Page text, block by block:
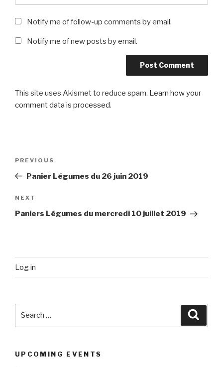
Notify me of follow-up comments by email.
Notify me of new posts by email.
This site uses Akismet to reduce spam. Learn how your
comment data is processed.
Previous
Post
PREVIOUS
Panier Légumes du 26 juin 2019
Next
Post
NEXT
Paniers Légumes du mercredi 10 juillet 2019
Log in
UPCOMING EVENTS